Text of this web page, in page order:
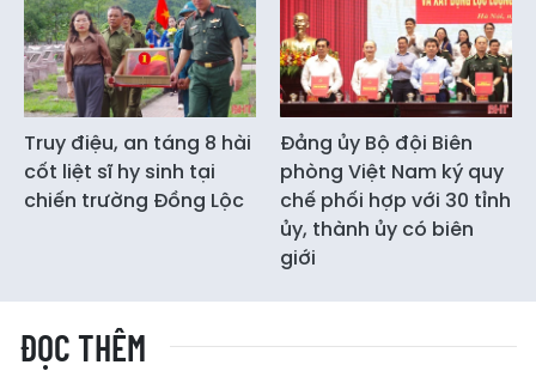
Truy điệu, an táng 8 hài
cốt liệt sĩ hy sinh tại
chiến trường Đồng Lộc
Đảng ủy Bộ đội Biên
phòng Việt Nam ký quy
chế phối hợp với 30 tỉnh
ủy, thành ủy có biên
giới
ĐỌC THÊM